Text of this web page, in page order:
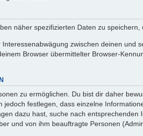
näher spezifizierten Daten zu
zwischen deinen und
Browser übermittelter Browser-
zu ermöglichen. Du bist dir daher
festlegen, dass einzelne
dazu hast, suche nach
und von ihm beauftragte Personen